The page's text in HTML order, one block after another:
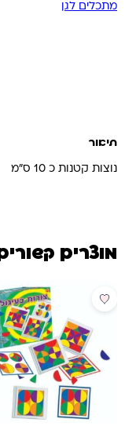
מתכלים לגן
תיאור
נוצות קטנות כ 10 ס"מ
מוצרים
מבצע